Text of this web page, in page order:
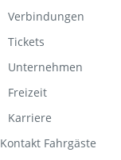
Verbindungen
Tickets
Unternehmen
Freizeit
Karriere
Kontakt Fahrgäste